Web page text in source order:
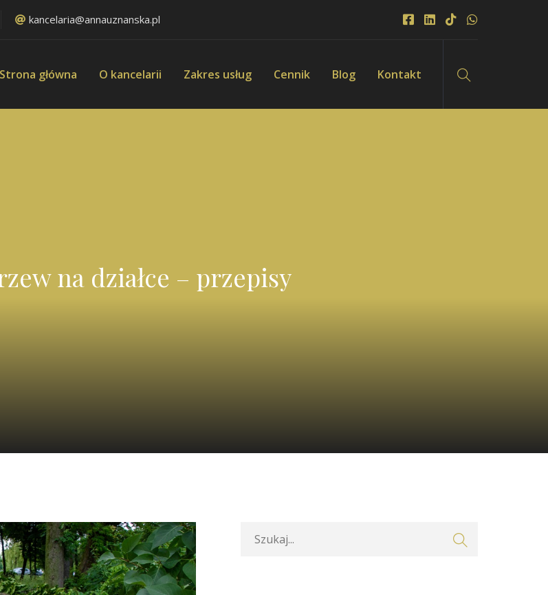
kancelaria@annauznanska.pl
Strona główna O kancelarii Zakres usług Cennik Blog Kontakt
na działce – przepisy